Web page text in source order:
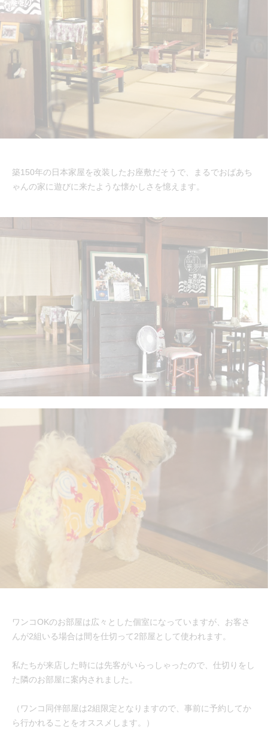
築150年の日本家屋を改装したお座敷だそうで、まるでおばあち
ゃんの家に遊びに来たような懐かしさを憶えます。
ワンコOKのお部屋は広々とした個室になっていますが、お客さ
んが2組いる場合は間を仕切って2部屋として使われます。
私たちが来店した時には先客がいらっしゃったので、仕切りをし
た隣のお部屋に案内されました。
（ワンコ同伴部屋は2組限定となりますので、事前に予約してか
ら行かれることをオススメします。）